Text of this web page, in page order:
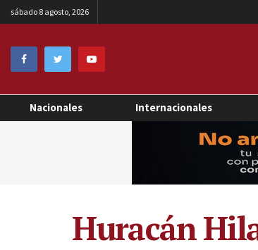
sábado 8 agosto, 2026
Nacionales Internacionales
Huracán